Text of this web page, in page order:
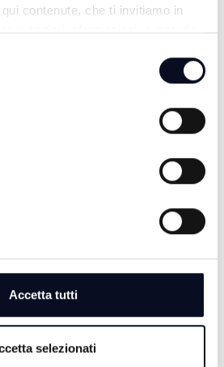
contenute, che ti invitiamo in
maggiori informazioni in materia
Accetta tutti
selezionati